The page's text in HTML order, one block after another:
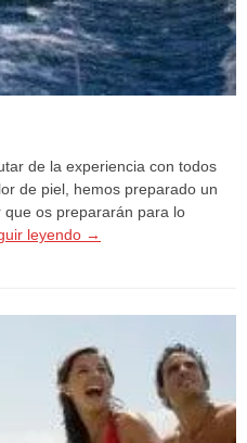
de la experiencia con todos
de piel, hemos preparado un
os prepararán para lo
leyendo →